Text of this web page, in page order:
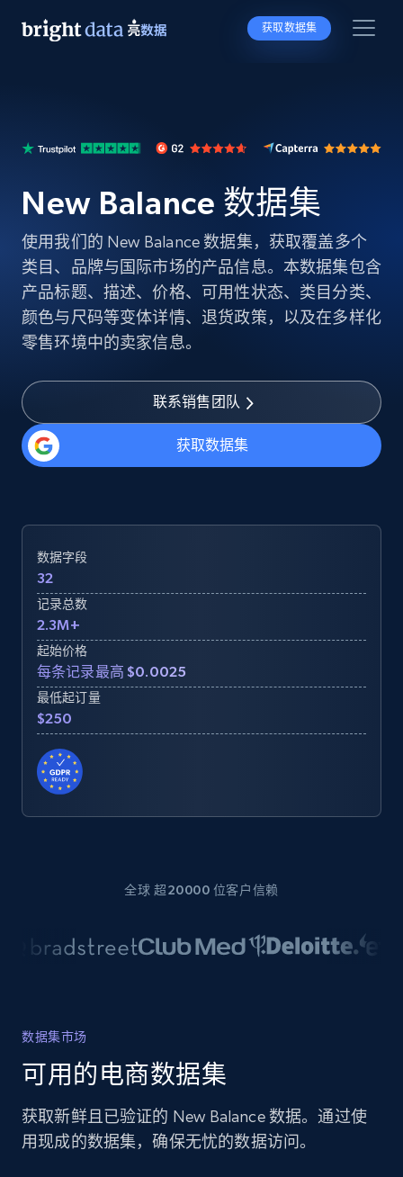
获取数据集
New Balance 数据集
使用我们的 New Balance 数据集，获取覆盖多个
类目、品牌与国际市场的产品信息。本数据集包含
产品标题、描述、价格、可用性状态、类目分类、
颜色与尺码等变体详情、退货政策，以及在多样化
零售环境中的卖家信息。
联系销售团队
获取数据集
数据字段
32
记录总数
2.3M+
起始价格
每条记录最高 $0.0025
最低起订量
$250
全球 超20000 位客户信赖
数据集市场
可用的电商数据集
获取新鲜且已验证的 New Balance 数据。通过使
用现成的数据集，确保无忧的数据访问。